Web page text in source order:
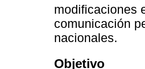
modificaciones
comunicación
nacionales.
Objetivo